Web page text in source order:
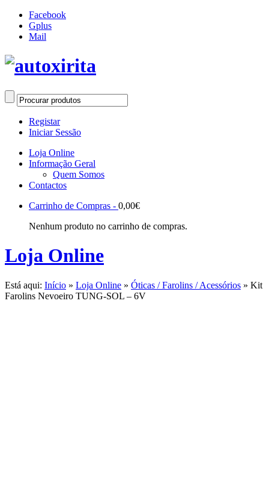
Facebook
Gplus
Mail
Registar
Iniciar Sessão
Loja Online
Informação Geral
Quem Somos
Contactos
Carrinho de Compras - 0,00€
Nenhum produto no carrinho de compras.
Loja Online
Está aqui: Início » Loja Online » Óticas / Farolins / Acessórios » Kit
Farolins Nevoeiro TUNG-SOL – 6V